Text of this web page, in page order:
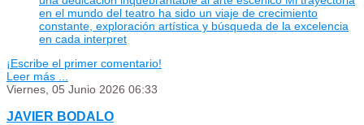
en el mundo del teatro ha sido un viaje de crecimiento
constante, exploración artística y búsqueda de la excelencia
en cada interpret
¡Escribe el primer comentario!
Leer más ...
Viernes, 05 Junio 2026 06:33
JAVIER BODALO